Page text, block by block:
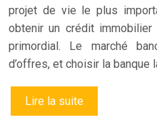
projet de vie le plus
obtenir un crédit
primordial. Le marché
d’offres, et choisir la banque
Lire la suite